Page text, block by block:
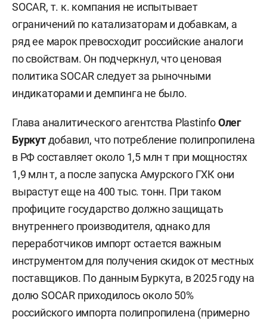
SOCAR, т. к. компания не испытывает
ограничений по катализаторам и добавкам, а
ряд ее марок превосходит российские аналоги
по свойствам. Он подчеркнул, что ценовая
политика SOCAR следует за рыночными
индикаторами и демпинга не было.
Глава аналитического агентства PlastinfoОлег
Буркутдобавил, что потребление полипропилена
в РФ составляет около 1,5 млн т при мощностях
1,9 млн т, а после запуска Амурского ГХК они
вырастут еще на 400 тыс. тонн. При таком
профиците государство должно защищать
внутреннего производителя, однако для
переработчиков импорт остается важным
инструментом для получения скидок от местных
поставщиков. По данным Буркута, в 2025 году на
долю SOCAR приходилось около 50%
российского импорта полипропилена (примерно